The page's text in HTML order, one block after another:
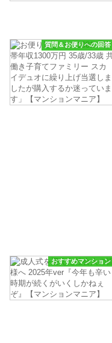
質問＆お便りへの回答
おすすめマンション